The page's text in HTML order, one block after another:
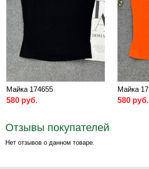
Майка 174655
580 руб.
Майка
580 руб.
Отзывы покупателей
Нет отзывов о данном товаре.